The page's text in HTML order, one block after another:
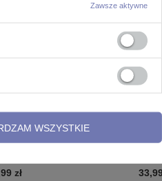
clicker łańcuch - srebrny
zł
Zawsze aktywne
WSZYSTKIE